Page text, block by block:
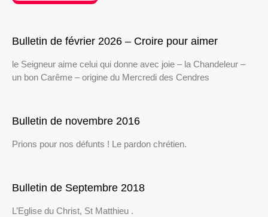
Bulletin de février 2026 – Croire pour aimer
le Seigneur aime celui qui donne avec joie – la Chandeleur –
un bon Carême – origine du Mercredi des Cendres
Bulletin de novembre 2016
Prions pour nos défunts ! Le pardon chrétien.
Bulletin de Septembre 2018
L’Eglise du Christ, St Matthieu .